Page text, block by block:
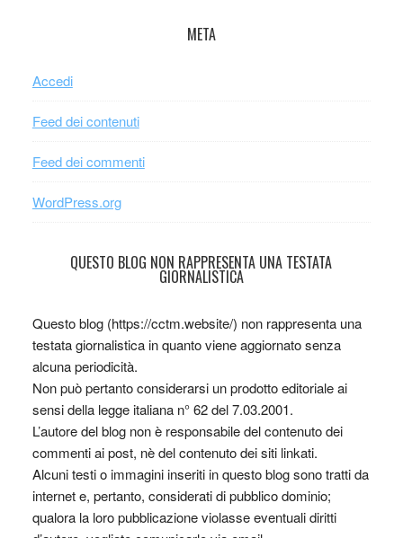
META
Accedi
Feed dei contenuti
Feed dei commenti
WordPress.org
QUESTO BLOG NON RAPPRESENTA UNA TESTATA
GIORNALISTICA
Questo blog (https://cctm.website/) non rappresenta una
testata giornalistica in quanto viene aggiornato senza
alcuna periodicità.
Non può pertanto considerarsi un prodotto editoriale ai
sensi della legge italiana n° 62 del 7.03.2001.
L’autore del blog non è responsabile del contenuto dei
commenti ai post, nè del contenuto dei siti linkati.
Alcuni testi o immagini inseriti in questo blog sono tratti da
internet e, pertanto, considerati di pubblico dominio;
qualora la loro pubblicazione violasse eventuali diritti